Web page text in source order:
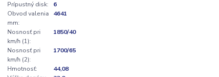
Prípustný disk:
6
Obvod valenia
mm:
4641
Nosnosť pri
km/h (1):
1850/40
Nosnosť pri
km/h (2):
1700/65
Hmotnosť:
44,08